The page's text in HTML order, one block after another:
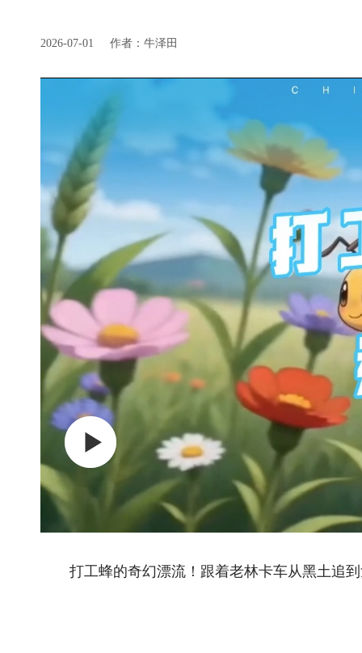
2026-07-01 作者：牛泽田
打工蜂的奇幻漂流！跟着老林卡车从黑土追